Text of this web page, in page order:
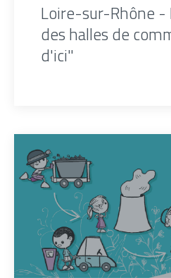
Loire-sur-Rhône -
des halles de
d'ici"